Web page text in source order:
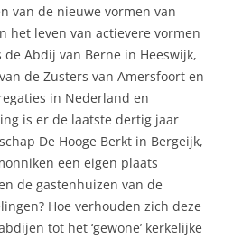
van de nieuwe vormen van
het leven van actievere vormen
Abdij van Berne in Heeswijk,
de Zusters van Amersfoort en
in Nederland en
is er de laatste dertig jaar
De Hooge Berkt in Bergeijk,
een eigen plaats
de gastenhuizen van de
Hoe verhouden zich deze
tot het ‘gewone’ kerkelijke